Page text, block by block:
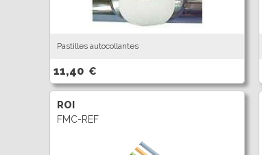
Pastilles autocollantes
11,40 €
ROI
FMC-REF